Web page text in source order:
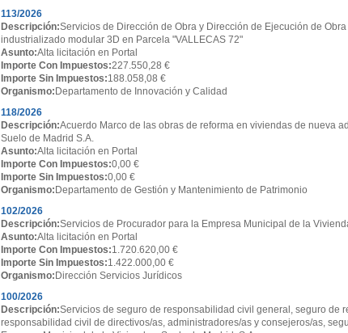
113/2026
Descripción:Servicios de Dirección de Obra y Dirección de Ejecución de
industrializado modular 3D en Parcela "VALLECAS 72"
Asunto:Alta licitación en Portal
Importe Con Impuestos:227.550,28 €
Importe Sin Impuestos:188.058,08 €
Organismo: Departamento de Innovación y Calidad
118/2026
Descripción:Acuerdo Marco de las obras de reforma en viviendas de nueva
Suelo de Madrid S.A.
Asunto:Alta licitación en Portal
Importe Con Impuestos:0,00 €
Importe Sin Impuestos:0,00 €
Organismo: Departamento de Gestión y Mantenimiento de Patrimonio
102/2026
Descripción:Servicios de Procurador para la Empresa Municipal de la
Asunto:Alta licitación en Portal
Importe Con Impuestos:1.720.620,00 €
Importe Sin Impuestos:1.422.000,00 €
Organismo: Dirección Servicios Jurídicos
100/2026
Descripción:Servicios de seguro de responsabilidad civil general, seguro de
responsabilidad civil de directivos/as, administradores/as y consejeros/as,